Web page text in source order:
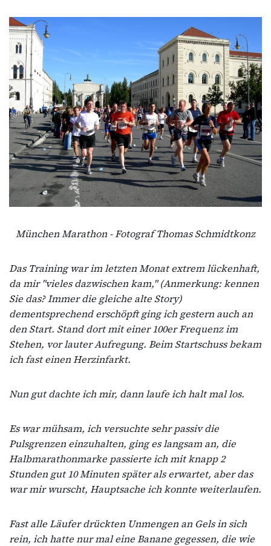
München Marathon - Fotograf Thomas Schmidtkonz
Das Training war im letzten Monat extrem lückenhaft,
da mir "vieles dazwischen kam," (Anmerkung: kennen
Sie das? Immer die gleiche alte Story)
dementsprechend erschöpft ging ich gestern auch an
den Start. Stand dort mit einer 100er Frequenz im
Stehen, vor lauter Aufregung. Beim Startschuss bekam
ich fast einen Herzinfarkt.
Nun gut dachte ich mir, dann laufe ich halt mal los.
Es war mühsam, ich versuchte sehr passiv die
Pulsgrenzen einzuhalten, ging es langsam an, die
Halbmarathonmarke passierte ich mit knapp 2
Stunden gut 10 Minuten später als erwartet, aber das
war mir wurscht, Hauptsache ich konnte weiterlaufen.
Fast alle Läufer drückten Unmengen an Gels in sich
rein, ich hatte nur mal eine Banane gegessen, die wie